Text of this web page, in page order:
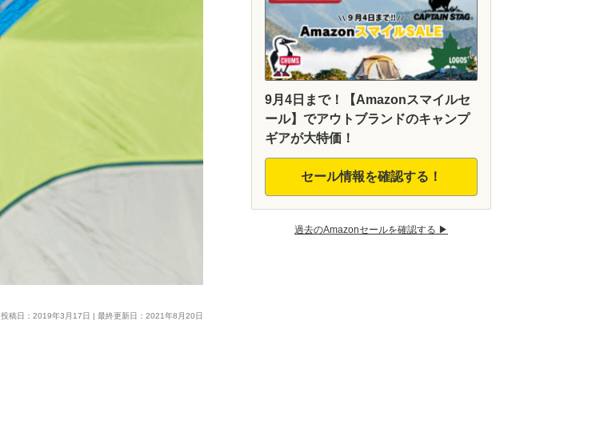
投稿日：2019年3月17日 | 最終更新日：2021年8月20日
9月4日まで！【Amazonスマイルセ
ール】でアウトブランドのキャンプ
ギアが大特価！
セール情報を確認する！
過去のAmazonセールを確認する ▶︎